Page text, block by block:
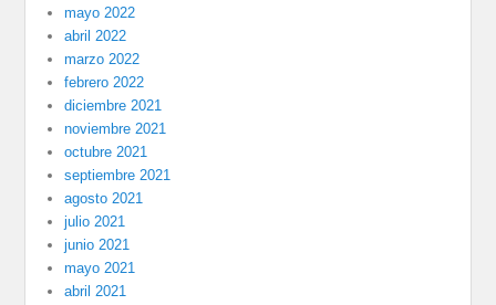
mayo 2022
abril 2022
marzo 2022
febrero 2022
diciembre 2021
noviembre 2021
octubre 2021
septiembre 2021
agosto 2021
julio 2021
junio 2021
mayo 2021
abril 2021